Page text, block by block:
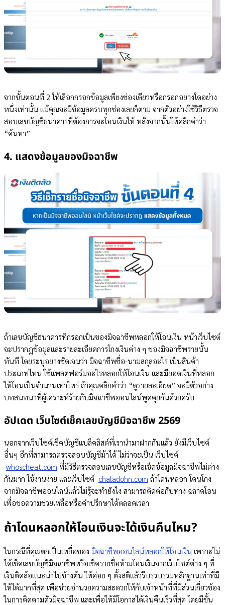
จากขั้นตอนที่ 2 ให้เลือกกรอกข้อมูลเพียงช่องเดียวหรือกรอกอย่างใดอย่าง
หนึ่งเท่านั้น แม้คุณจะมีข้อมูลครบทุกช่องเลยก็ตาม จากตัวอย่างใช้วิธีตรวจ
สอบเลขบัญชีธนาคารที่ต้องการจะโอนเงินให้ หลังจากนั้นให้คลิกคำว่า
“ค้นหา”
4. แสดงข้อมูลของมิจฉาชีพ
ถ้าเลขบัญชีธนาคารที่กรอกเป็นของมิจฉาชีพหลอกให้โอนเงิน หน้าเว็บไซต์
จะปรากฏข้อมูลและรายละเอียดการโกงเงินต่าง ๆ ของมิจฉาชีพรายนั้น
ทันที โดยระบุอย่างชัดเจนว่า มิจฉาชีพชื่อ-นามสกุลอะไร เป็นสินค้า
ประเภทไหน ใช้แพลตฟอร์มอะไรหลอกให้โอนเงิน และมียอดเงินที่หลอก
ให้โอนเป็นจำนวนเท่าไหร่ ถ้าคุณคลิกคำว่า “ดูรายละเอียด” จะมีตัวอย่าง
บทสนทนาที่ผู้เคราะห์ร้ายกับมิจฉาชีพออนไลน์พูดคุยกันด้วยครับ
อัปเดต เว็บไซต์เช็คเลขบัญชีมิจฉาชีพ 2569
นอกจากเว็บไซต์เช็คบัญชีแบล็คลิสต์ที่เรานำมาฝากกันแล้ว ยังมีเว็บไซต์
อื่นๆ อีกที่สามารถตรวจสอบบัญชีม้าได้ ไม่ว่าจะเป็น เว็บไซต์
whoscheat.com ที่มีวิธีตรวจสอบเลขบัญชีหรือเช็คข้อมูลมิจฉาชีพไม่ต่าง
กันมาก ใช้งานง่าย และเว็บไซต์ chaladohn.com ถ้าโดนหลอก โดนโกง
จากมิจฉาชีพออนไลน์แล้วไม่รู้จะทำยังไง สามารถติดต่อกับทาง ฉลาดโอน
เพื่อขอความช่วยเหลือหรือคำปรึกษาได้ตลอดเวลา
ถ้าโดนหลอกให้โอนเงินจะได้เงินคืนไหม?
ในกรณีที่คุณตกเป็นเหยื่อของ มิจฉาชีพออนไลน์หลอกให้โอนเงิน เพราะไม่
ได้เช็คเลขบัญชีมิจฉาชีพหรือเช็ครายชื่อห้ามโอนเงินจากเว็บไซต์ต่าง ๆ ที่
เงินติดล้อแนะนำไปข้างต้น ให้ค่อย ๆ ตั้งสติแล้วรีบรวบรวมหลักฐานเท่าที่มี
ให้ได้มากที่สุด เพื่อช่วยอำนวยความสะดวกให้กับเจ้าหน้าที่ที่มีส่วนเกี่ยวข้อง
ในการติดตามตัวมิจฉาชีพ และเพื่อให้มีโอกาสได้เงินคืนเร็วที่สุด โดยมีขั้น